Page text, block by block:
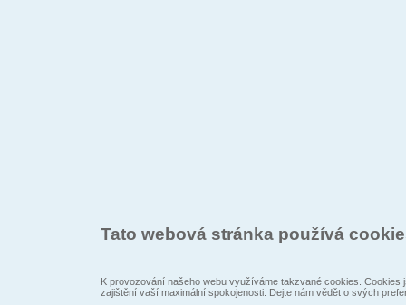
Tato webová stránka používá
K provozování našeho webu využíváme takzvané cookies.
zajištění vaší maximální spokojenosti. Dejte nám vědět o svých